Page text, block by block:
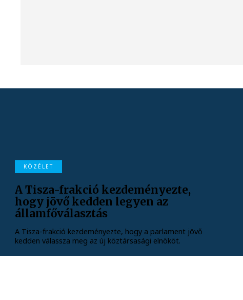
KÖZÉLET
A Tisza-frakció kezdeményezte,
hogy jövő kedden legyen az
államfőválasztás
A Tisza-frakció kezdeményezte, hogy a parlament jövő
kedden válassza meg az új köztársasági elnököt.